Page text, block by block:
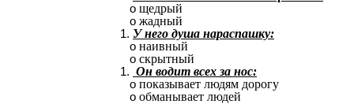
щедрый
жадный
У него душа нараспашку:
наивный
скрытный
Он водит всех за нос:
показывает людям дорогу
обманывает людей